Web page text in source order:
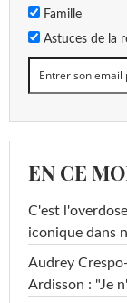
Famille
Astuces de la
EN CE
C'est
iconique dans
Audrey
Ardisson : "Je